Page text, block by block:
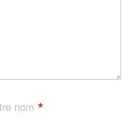
nom *